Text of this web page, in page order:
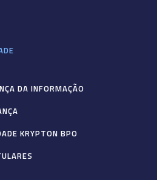
DA INFORMAÇÃO
KRYPTON BPO